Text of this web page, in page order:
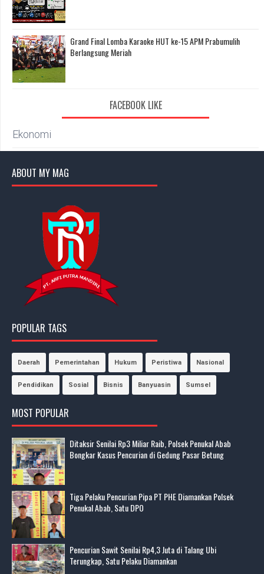
Grand Final Lomba Karaoke HUT ke-15 APM Prabumulih
Berlangsung Meriah
FACEBOOK LIKE
Ekonomi
ABOUT MY MAG
POPULAR TAGS
Daerah Pemerintahan Hukum Peristiwa Nasional
Pendidikan Sosial Bisnis Banyuasin Sumsel
MOST POPULAR
Ditaksir Senilai Rp3 Miliar Raib, Polsek Penukal Abab
Bongkar Kasus Pencurian di Gedung Pasar Betung
Tiga Pelaku Pencurian Pipa PT PHE Diamankan Polsek
Penukal Abab, Satu DPO
Pencurian Sawit Senilai Rp4,3 Juta di Talang Ubi
Terungkap, Satu Pelaku Diamankan